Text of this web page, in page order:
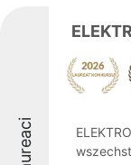
Laureaci